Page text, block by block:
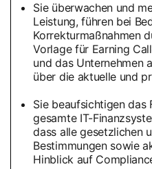
Sie überwachen und
Leistung, führen bei
Korrekturmaßnahmen
Vorlage für Earning
und das Unternehmen
über die aktuelle und
Sie beaufsichtigen das
gesamte IT-
dass alle gesetzlichen
Bestimmungen sowie
Hinblick auf